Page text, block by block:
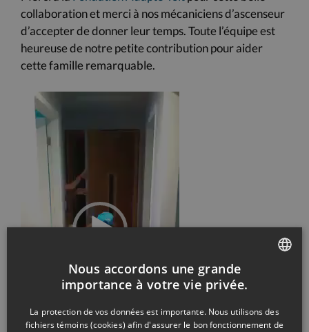
collaboration et merci à nos mécaniciens d’ascenseur
d’accepter dedonner leur temps. Toute l’équipe est
heureuse de notre petite contribution pour aider
cette famille remarquable.
Lecteur
vidéo
Nous accordons une grande
importance à votre vie privée.
La protection de vos données est importante. Nous utilisons des
fichiers témoins (cookies) afin d'assurer le bon fonctionnement de